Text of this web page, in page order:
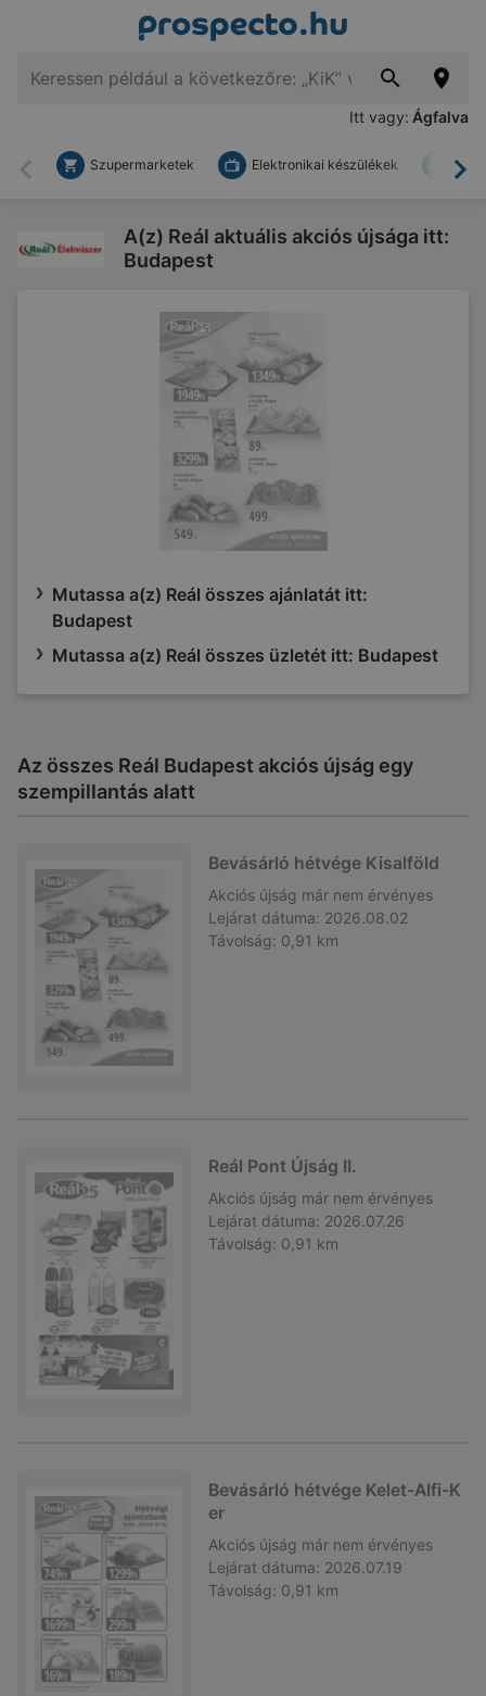
Itt vagy: Ágfalva
Vissza
Szupermarketek Elektronikai készülékek
A(z) Reál aktuális akciós újsága itt:
Budapest
Mutassa a(z) Reál összes ajánlatát itt:
Budapest
Mutassa a(z) Reál összes üzletét itt: Budapest
Az összes Reál Budapest akciós újság egy
szempillantás alatt
Bevásárló hétvége Kisalföld
Akciós újság már nem érvényes
Lejárat dátuma: 2026.08.02
Távolság: 0,91 km
Reál Pont Újság II.
Akciós újság már nem érvényes
Lejárat dátuma: 2026.07.26
Távolság: 0,91 km
Bevásárló hétvége Kelet-Alfi-K
er
Akciós újság már nem érvényes
Lejárat dátuma: 2026.07.19
Távolság: 0,91 km